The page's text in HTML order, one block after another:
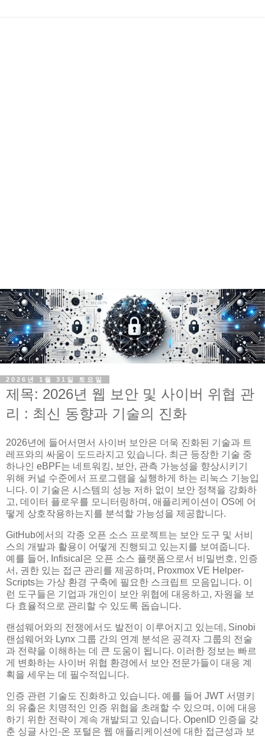
2026년 1월 31일 토요일
제목: 2026년 웹 보안 및 사이버 위협 관
리 : 최신 동향과 기술의 진화
2026년에 들어서면서 사이버 보안은 더욱 진화된 기술과 트
레프와의 싸움이 도드라지고 있습니다. 최근 등장한 기술 중
하나인 eBPF는 네트워킹, 보안, 관측 가능성을 향상시키기
위해 커널 수준에서 프로그램을 실행하게 하는 리눅스 기능입
니다. 이 기술은 시스템의 성능 저하 없이 보안 정책을 강화하
고, 데이터 플로우를 모니터링하며, 애플리케이션이 OS에 어
떻게 상호작용하는지를 분석할 가능성을 제공합니다.
GitHub에서의 각종 오픈 소스 프로젝트는 보안 도구 및 서비
스의 개발과 활용이 어떻게 진행되고 있는지를 보여줍니다.
예를 들어, Infisical은 오픈 소스 플랫폼으로서 비밀번호, 인증
서, 권한 있는 접근 관리를 제공하며, Proxmox VE Helper-
Scripts는 가상 환경 구축에 필요한 스크립트 모음입니다. 이
런 도구들은 기업과 개인이 보안 위협에 대응하고, 자원을 보
다 효율적으로 관리할 수 있도록 돕습니다.
랜섬웨어와의 전쟁에서도 발전이 이루어지고 있는데, Sinobi
랜섬웨어와 Lynx 그룹 간의 연계 분석은 공격자 그룹의 전술
과 전략을 이해하는 데 큰 도움이 됩니다. 이러한 정보는 빠르
게 변화하는 사이버 위협 환경에서 보안 전문가들이 대응 계
획을 세우는 데 필수적입니다.
인증 관련 기술도 진화하고 있습니다. 예를 들어 JWT 서명키
의 유출은 치명적인 인증 위협을 초래할 수 있으며, 이에 대응
하기 위한 전략이 계속 개발되고 있습니다. OpenID 인증을 갖
춘 싱글 사인-온 포털은 웹 애플리케이션에 대한 접근성과 보